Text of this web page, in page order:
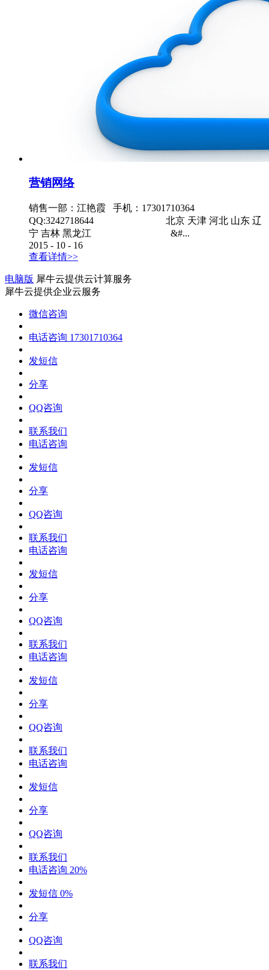
营销网络
销售一部：江艳霞 手机：17301710364
QQ:3242718644 北京 天津 河北 山东 辽
宁 吉林 黑龙江 &#...
2015 - 10 - 16
查看详情>>
电脑版 犀牛云提供云计算服务
犀牛云提供企业云服务
微信咨询
电话咨询 17301710364
发短信
分享
QQ咨询
联系我们
电话咨询
发短信
分享
QQ咨询
联系我们
电话咨询
发短信
分享
QQ咨询
联系我们
电话咨询
发短信
分享
QQ咨询
联系我们
电话咨询
发短信
分享
QQ咨询
联系我们
电话咨询 20%
发短信 0%
分享
QQ咨询
联系我们